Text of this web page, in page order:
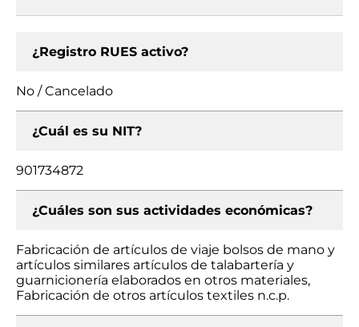
¿Registro RUES activo?
No / Cancelado
¿Cuál es su NIT?
901734872
¿Cuáles son sus actividades económicas?
Fabricación de artículos de viaje bolsos de mano y
artículos similares artículos de talabartería y
guarnicionería elaborados en otros materiales,
Fabricación de otros artículos textiles n.c.p.